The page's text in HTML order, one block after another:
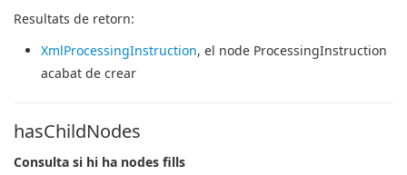
Resultats de retorn:
XmlProcessingInstruction, el node ProcessingInstruction
acabat de crear
hasChildNodes
Consulta si hi ha nodes fills